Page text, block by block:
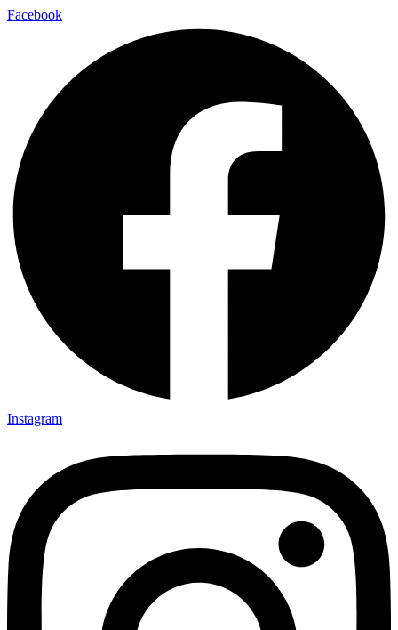
Facebook
Instagram